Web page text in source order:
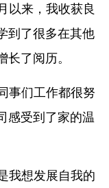
以来，我收获良
到了很多在其他
了阅历。
事们工作都很努
感受到了家的温
我想发展自我的